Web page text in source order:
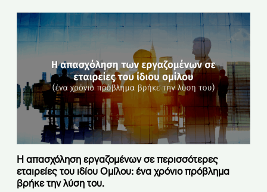
Η απασχόληση εργαζομένων σε περισσότερες
εταιρείες του ιδίου Ομίλου: ένα χρόνιο πρόβλημα
βρήκε την λύση του.